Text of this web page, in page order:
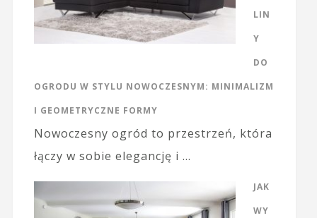
LIN
Y
DO
OGRODU W STYLU NOWOCZESNYM: MINIMALIZM
I GEOMETRYCZNE FORMY
Nowoczesny ogród to przestrzeń, która
łączy w sobie elegancję i …
JAK
WY